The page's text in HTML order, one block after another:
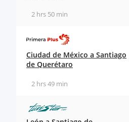
2 hrs 50 min
Ciudad de México a Santiago
de Querétaro
2 hrs 49 min